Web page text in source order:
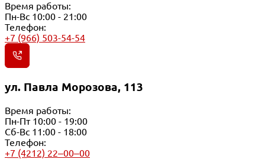
Время работы:
Пн-Вс 10:00 - 21:00
Телефон:
+7 (966) 503-54-54
ул. Павла Морозова, 113
Время работы:
Пн-Пт 10:00 - 19:00
Сб-Вс 11:00 - 18:00
Телефон:
+7 (4212) 22‒00‒00